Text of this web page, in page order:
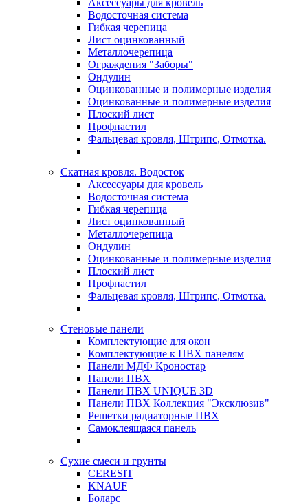
Аксессуары для кровель
Водосточная система
Гибкая черепица
Лист оцинкованный
Металлочерепица
Ограждения "Заборы"
Ондулин
Оцинкованные и полимерные изделия
Оцинкованные и полимерные изделия
Плоский лист
Профнастил
Фальцевая кровля, Штрипс, Отмотка.
Скатная кровля. Водосток
Аксессуары для кровель
Водосточная система
Гибкая черепица
Лист оцинкованный
Металлочерепица
Ондулин
Оцинкованные и полимерные изделия
Плоский лист
Профнастил
Фальцевая кровля, Штрипс, Отмотка.
Стеновые панели
Комплектующие для окон
Комплектующие к ПВХ панелям
Панели МДФ Кроностар
Панели ПВХ
Панели ПВХ UNIQUE 3D
Панели ПВХ Коллекция "Эксклюзив"
Решетки радиаторные ПВХ
Самоклеящаяся панель
Сухие смеси и грунты
CERESIT
KNAUF
Боларс